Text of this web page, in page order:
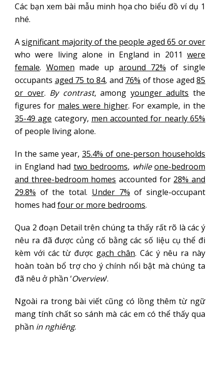
Các bạn xem bài mẫu minh họa cho biểu đồ ví dụ 1
nhé.
Asignificant majority of the people aged 65 or over
who were living alone in England in 2011 were
female. Women made up around 72% of single
occupants aged 75 to 84, and 76% of those aged 85
or over. By contrast, among younger adults the
figures for males were higher. For example, in the
35-49 age category, men accounted for nearly 65%
of people living alone.
In the same year, 35.4% of one-person households
in England had two bedrooms, while one-bedroom
and three-bedroom homes accounted for 28% and
29.8% of the total. Under 7% of single-occupant
homes had four or more bedrooms.
Qua 2 đoạn Detail trên chúng ta thấy rất rõ là các ý
nêu ra đã được củng cố bằng các số liệu cụ thể đi
kèm với các từ được gạch chân. Các ý nêu ra này
hoàn toàn bổ trợ cho ý chính nổi bật mà chúng ta
đã nêu ở phần ‘Overview‘.
Ngoài ra trong bài viết cũng có lồng thêm từ ngữ
mang tính chất so sánh mà các em có thể thấy qua
phần in nghiêng.